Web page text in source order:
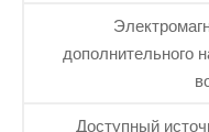
дополнительного
Доступный